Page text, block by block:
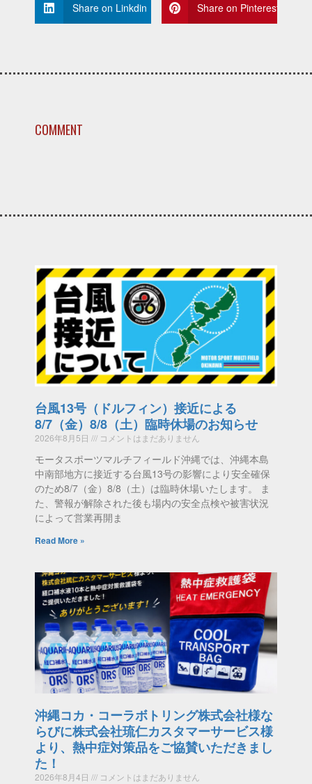
Share on Linkdin Share on Pinterest
COMMENT
台風13号（ドルフィン）接近による
8/7（金）8/8（土）臨時休場のお知らせ
2026年8月5日 コメントはまだありません
モータスポーツマルチフィールド沖縄では、沖縄本島
中南部地方に接近する台風13号の影響により安全確保
のため8/7（金）8/8（土）は臨時休場いたします。 ま
た、警報が解除された後も場内の安全点検や被害状況
によって営業再開ま
Read More »
沖縄コカ・コーラボトリング株式会社様な
らびに株式会社琉仁カスタマーサービス様
より、熱中症対策品をご協賛いただきまし
た！
2026年8月4日 コメントはまだありません